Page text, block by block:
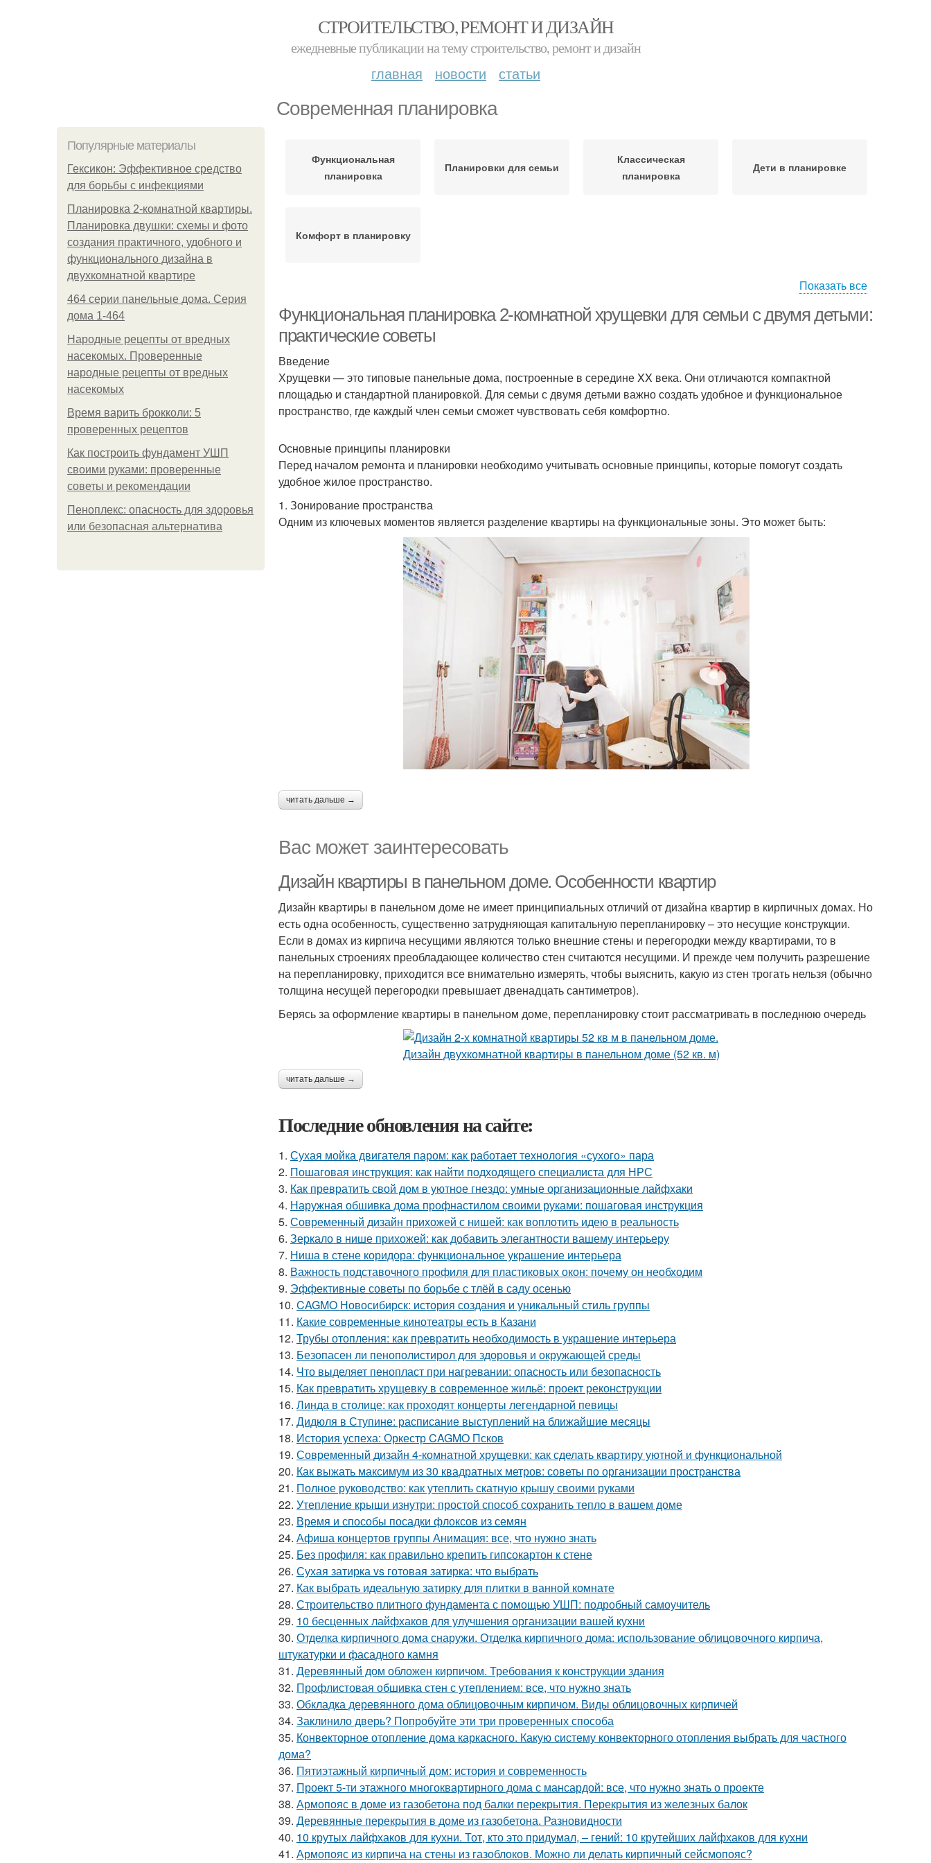
СТРОИТЕЛЬСТВО, РЕМОНТ И ДИЗАЙН
ежедневные публикации на тему строительство, ремонт и дизайн
главная новости статьи
Современная планировка
Популярные материалы
Гексикон: Эффективное средство
для борьбы с инфекциями
Планировка 2-комнатной квартиры.
Планировка двушки: схемы и фото
создания практичного, удобного и
функционального дизайна в
двухкомнатной квартире
464 серии панельные дома. Серия
дома 1-464
Народные рецепты от вредных
насекомых. Проверенные
народные рецепты от вредных
насекомых
Время варить брокколи: 5
проверенных рецептов
Как построить фундамент УШП
своими руками: проверенные
советы и рекомендации
Пеноплекс: опасность для здоровья
или безопасная альтернатива
Функциональная
планировка
Планировки для семьи
Классическая
планировка
Дети в планировке
Комфорт в планировку
Показать все
Функциональная планировка 2-комнатной хрущевки для семьи с двумя детьми:
практические советы
Введение
Хрущевки — это типовые панельные дома, построенные в середине XX века. Они отличаются компактной
площадью и стандартной планировкой. Для семьи с двумя детьми важно создать удобное и функциональное
пространство, где каждый член семьи сможет чувствовать себя комфортно.
Основные принципы планировки
Перед началом ремонта и планировки необходимо учитывать основные принципы, которые помогут создать
удобное жилое пространство.
1. Зонирование пространства
Одним из ключевых моментов является разделение квартиры на функциональные зоны. Это может быть:
читать дальше →
Вас может заинтересовать
Дизайн квартиры в панельном доме. Особенности квартир
Дизайн квартиры в панельном доме не имеет принципиальных отличий от дизайна квартир в кирпичных домах. Но
есть одна особенность, существенно затрудняющая капитальную перепланировку – это несущие конструкции.
Если в домах из кирпича несущими являются только внешние стены и перегородки между квартирами, то в
панельных строениях преобладающее количество стен считаются несущими. И прежде чем получить разрешение
на перепланировку, приходится все внимательно измерять, чтобы выяснить, какую из стен трогать нельзя (обычно
толщина несущей перегородки превышает двенадцать сантиметров).
Берясь за оформление квартиры в панельном доме, перепланировку стоит рассматривать в последнюю очередь
читать дальше →
Последние обновления на сайте:
1. Сухая мойка двигателя паром: как работает технология «сухого» пара
2. Пошаговая инструкция: как найти подходящего специалиста для НРС
3. Как превратить свой дом в уютное гнездо: умные организационные лайфхаки
4. Наружная обшивка дома профнастилом своими руками: пошаговая инструкция
5. Современный дизайн прихожей с нишей: как воплотить идею в реальность
6. Зеркало в нише прихожей: как добавить элегантности вашему интерьеру
7. Ниша в стене коридора: функциональное украшение интерьера
8. Важность подставочного профиля для пластиковых окон: почему он необходим
9. Эффективные советы по борьбе с тлёй в саду осенью
10. CAGMO Новосибирск: история создания и уникальный стиль группы
11. Какие современные кинотеатры есть в Казани
12. Трубы отопления: как превратить необходимость в украшение интерьера
13. Безопасен ли пенополистирол для здоровья и окружающей среды
14. Что выделяет пенопласт при нагревании: опасность или безопасность
15. Как превратить хрущевку в современное жильё: проект реконструкции
16. Линда в столице: как проходят концерты легендарной певицы
17. Дидюля в Ступине: расписание выступлений на ближайшие месяцы
18. История успеха: Оркестр CAGMO Псков
19. Современный дизайн 4-комнатной хрущевки: как сделать квартиру уютной и функциональной
20. Как выжать максимум из 30 квадратных метров: советы по организации пространства
21. Полное руководство: как утеплить скатную крышу своими руками
22. Утепление крыши изнутри: простой способ сохранить тепло в вашем доме
23. Время и способы посадки флоксов из семян
24. Афиша концертов группы Анимация: все, что нужно знать
25. Без профиля: как правильно крепить гипсокартон к стене
26. Сухая затирка vs готовая затирка: что выбрать
27. Как выбрать идеальную затирку для плитки в ванной комнате
28. Строительство плитного фундамента с помощью УШП: подробный самоучитель
29. 10 бесценных лайфхаков для улучшения организации вашей кухни
30. Отделка кирпичного дома снаружи. Отделка кирпичного дома: использование облицовочного кирпича,
штукатурки и фасадного камня
31. Деревянный дом обложен кирпичом. Требования к конструкции здания
32. Профлистовая обшивка стен с утеплением: все, что нужно знать
33. Обкладка деревянного дома облицовочным кирпичом. Виды облицовочных кирпичей
34. Заклинило дверь? Попробуйте эти три проверенных способа
35. Конвекторное отопление дома каркасного. Какую систему конвекторного отопления выбрать для частного
дома?
36. Пятиэтажный кирпичный дом: история и современность
37. Проект 5-ти этажного многоквартирного дома с мансардой: все, что нужно знать о проекте
38. Армопояс в доме из газобетона под балки перекрытия. Перекрытия из железных балок
39. Деревянные перекрытия в доме из газобетона. Разновидности
40. 10 крутых лайфхаков для кухни. Тот, кто это придумал, – гений: 10 крутейших лайфхаков для кухни
41. Армопояс из кирпича на стены из газоблоков. Можно ли делать кирпичный сейсмопояс?